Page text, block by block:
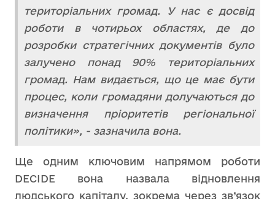
територіальних громад. У нас є досвід
роботи в чотирьох областях, де до
розробки стратегічних документів було
залучено понад 90% територіальних
громад. Нам видається, що це має бути
процес, коли громадяни долучаються до
визначення пріоритетів регіональної
політики», - зазначила вона.
Ще одним ключовим напрямом роботи
DECIDE вона назвала відновлення
людського капіталу, зокрема через зв’язок